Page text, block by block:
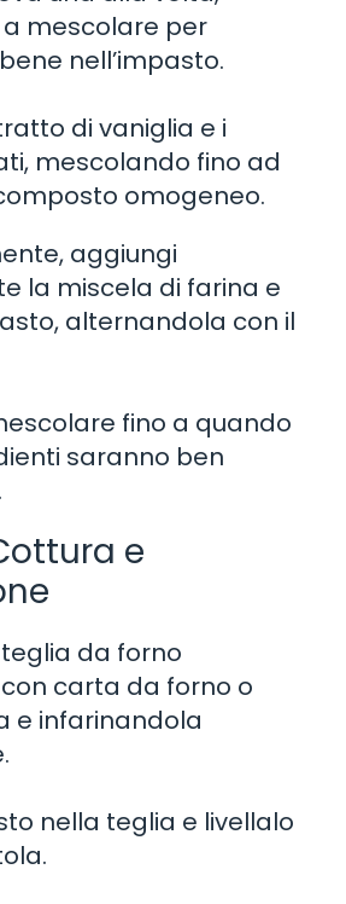
mescolare per
nell’impasto.
di vaniglia e i
mescolando fino ad
omogeneo.
aggiungi
la miscela di farina e
alternandola con il
fino a quando
saranno ben
e
da forno
carta da forno o
e infarinandola
nella teglia e livellalo